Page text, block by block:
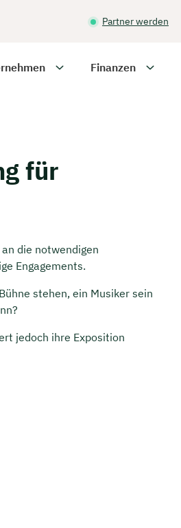
Partner werden
Finanzen
für
die notwendigen
Engagements.
stehen, ein Musiker sein
jedoch ihre Exposition